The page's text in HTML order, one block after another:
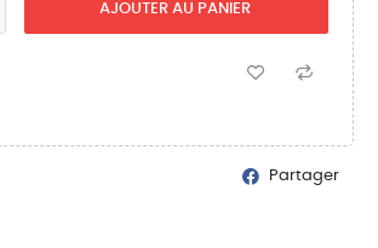
AJOUTER AU PANIER
Partager